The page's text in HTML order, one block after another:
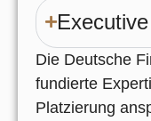
Executive
Die Deutsche
fundierte
Platzierung